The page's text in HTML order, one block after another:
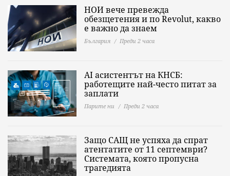
НОИ вече превежда
обезщетения и по Revolut, какво
е важно да знаeм
България Преди 2 часа
AI асистентът на КНСБ:
работещите най-често питат за
заплати
Парите ни Преди 2 часа
Защо САЩ не успяха да спрат
атентатите от 11 септември?
Системата, която пропусна
трагедията